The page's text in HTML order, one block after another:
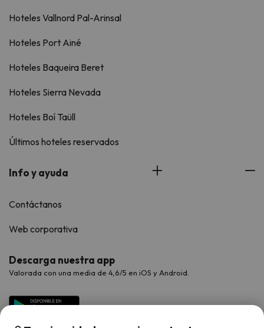
Hoteles Vallnord Pal-Arinsal
Hoteles Port Ainé
Hoteles Baqueira Beret
Hoteles Sierra Nevada
Hoteles Boí Taüll
Últimos hoteles reservados
Info y ayuda
Contáctanos
Web corporativa
Descarga nuestra app
Valorada con una media de 4,6/5 en iOS y Android.